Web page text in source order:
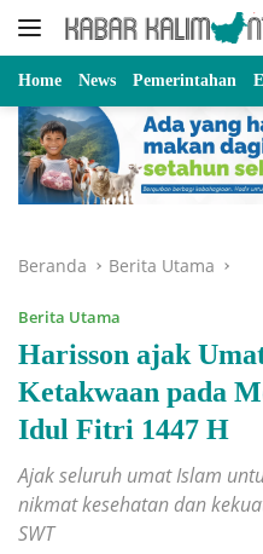
Langsung
Home News Pemerintahan
Beranda Berita Utama
Berita Utama
Harisson ajak
Ketakwaan pada
Idul Fitri 1447 H
Ajak seluruh umat Islam
nikmat kesehatan dan
SWT